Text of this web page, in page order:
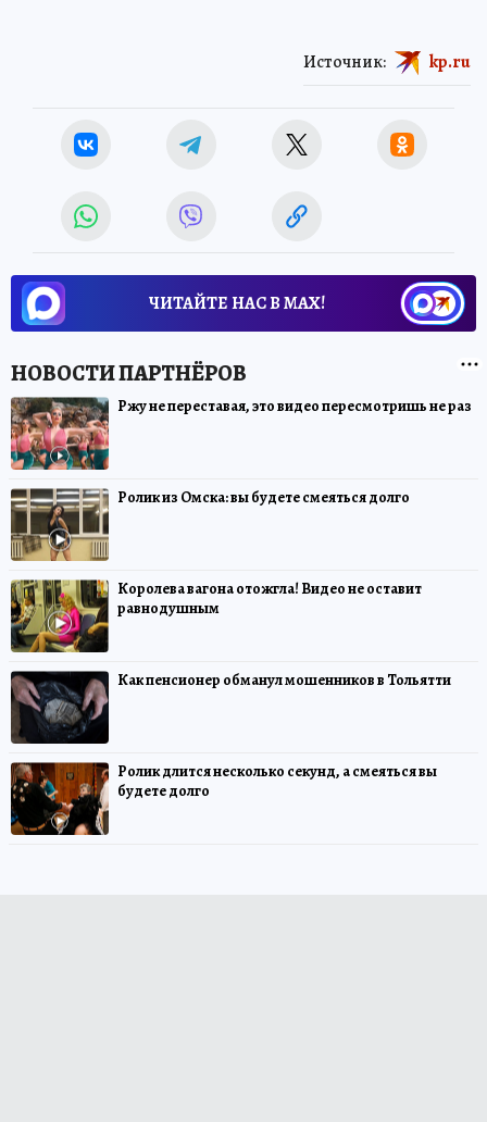
Источник: kp.ru
ЧИТАЙТЕ НАС В МАХ!
Ржу не переставая, это видео пересмотришь не раз
Ролик из Омска: вы будете смеяться долго
Королева вагона отожгла! Видео не оставит
равнодушным
Как пенсионер обманул мошенников в Тольятти
Ролик длится несколько секунд, а смеяться вы
будете долго